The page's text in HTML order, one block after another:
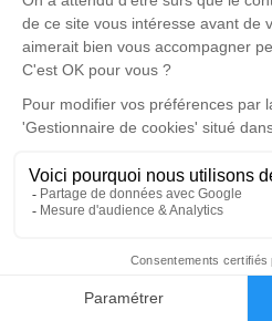
Faire-part
Un service de plantation
ici.
vendredi 09 juin 2023
Église Saint Louis